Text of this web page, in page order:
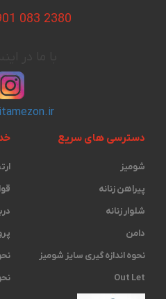
083 2380
دسترسی های سریع
شومیز
پیراهن زنانه
شلوار زنانه
دامن
نحوه اندازه گیری ‫سایز شومیز
Out Let